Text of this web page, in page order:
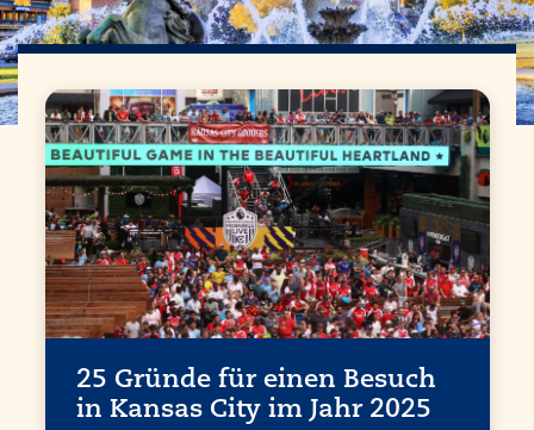
25 Gründe für einen Besuch
in Kansas Cityim Jahr 2025